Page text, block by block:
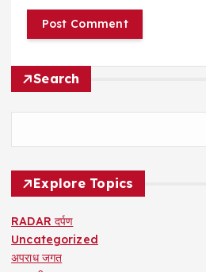
Search
Explore Topics
RADAR दर्पण
Uncategorized
अपराध जगत